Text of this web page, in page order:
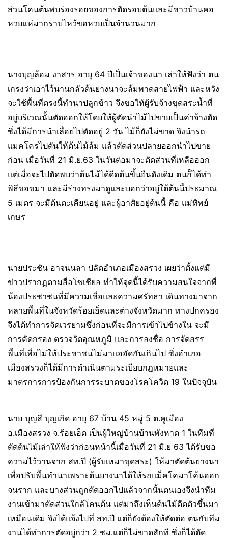
ส่วนโคนต้นพบร่องรอยของการตัดรอบต้นและมีชาวบ้านคอ
หวยแห่มากราบไหว้ขอหวยเป็นจำนวนมาก
นางบุญล้อม งาสาร อายุ 64 ปีเป็นเจ้าของนา เล่าให้ฟังว่า ตน
เกรงว่าเอาไว้นานกลัวต้นยางนาจะล้มพาดสายไฟฟ้า และหวัง
จะใช้พื้นที่ตรงนี้ทำนาปลูกข้าว จึงขอให้ผู้รับจ้างขุดสระน้ำที่
อยู่บริเวณนั้นตัดออกให้โดยให้ผู้ตัดนำไม้ไปขายเป็นค่าจ้างตัด
ซึ่งได้มีการนำเลื่อยไปตัดอยู่ 2 วัน ไม้ก็ยังไม่ขาด จึงนำรถ
แมคโครไปดันให้ต้นไม้ล้ม แล้วตัดส่วนปลายออกนำไปขาย
ก่อน เมื่อวันที่ 21 มิ.ย.63 ในวันต่อมาจะตัดส่วนที่เหลือออก
แต่เมื่อจะไปตัดพบว่าต้นไม้ได้ดีดต้นขึ้นยืนดังเดิม ตนก็ได้ทำ
พิธีขอขมา และมีร่างทรงมาดูและบอกว่าอยู่ใต้ต้นนี้ประมาณ
5 เมตร จะมีต้นตะเคียนอยู่ และผู้อาศัยอยู่ต้นนี้ คือ แม่ทิพย์
เกษร
นายประชัน อาจนนลา ปลัดอำเภอเมืองสรวง เผยว่าตั้งแต่มี
ข่าวปรากฏตามสื่อโซเชียล ทำให้จุดนี้ได้รับความสนใจจากพี่
น้องประชาชนที่มีความเชื่อและความศรัทธา เดินทางมาจาก
หลายพื้นที่ในจังหวัดร้อยเอ็ดและต่างจังหวัดมาก ทางปกครอง
จึงได้ทำการจัดเวรยามซึ่งก่อนที่จะมีการเข้าไปข้างใน จะมี
การคัดกรอง ตรวจวัดอุณหภูมิ และการลงชื่อ การจัดสรร
พื้นที่เพื่อไม่ให้ประชาชนไม่มาแออัดกันเกินไป ซึ่งอำเภอ
เมืองสรวงก็ได้มีการดำเนินตามระเบียบกฎหมายและ
มาตรการการป้องกันการระบาดของโรคโควิด 19 ในปัจจุบัน
นาย บุญสี บุญเกิด อายุ 67 บ้าน 45 หมู่ 5 ต.คูเมือง
อ.เมืองสรวง จ.ร้อยเอ็ด เป็นผู้ใหญ่บ้านบ้านพังหาด 1 ในทีมที่
ตัดต้นไม้เล่าให้ฟังว่าก่อนหน้านี้เมื่อวันที่ 21 มิ.ย 63 ได้รับขอ
ความไว้วานจาก สท.ปี (ผู้รับเหมาขุดสระ) ให้มาตัดต้นยางนา
เพื่อปรับพื้นทำนาเพราะต้นยางนาได้ให้รถแม็คโคมาโค้นออก
จนราก และบางส่วนถูกตัดออกไปแล้วจากนั้นตนเองจึงนำทีม
งานเข้ามาตัดส่วนใกล้โคนต้น แต่มาถึงเห็นต้นไม้ดีดตัวขึ้นมา
เหมือนเดิม จึงได้แจ้งไปที่ สท.ปี แต่ก็ยังต้องให้ตัดต่อ ตนกับทีม
งานได้ทำการตัดอยู่กว่า 2 ชม.แต่ก็ไม่ขาดสักที ซึ่งก็ได้ตัด